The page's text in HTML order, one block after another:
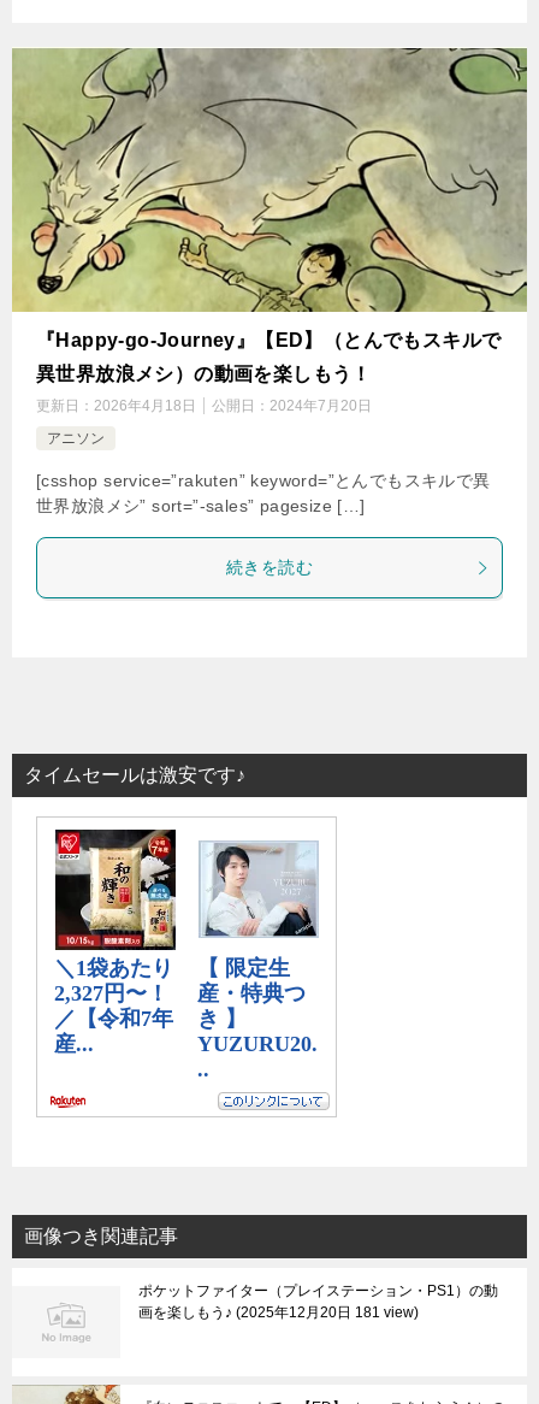
『Happy-go-Journey』【ED】（とんでもスキルで
異世界放浪メシ）の動画を楽しもう！
更新日： 2026年4月18日 公開日： 2024年7月20日
アニソン
[csshop service=”rakuten” keyword=”とんでもスキルで異
世界放浪メシ” sort=”-sales” pagesize […]
続きを読む
タイムセールは激安です♪
画像つき関連記事
ポケットファイター（プレイステーション・PS1）の動
画を楽しもう♪ 2025年12月20日 181 view